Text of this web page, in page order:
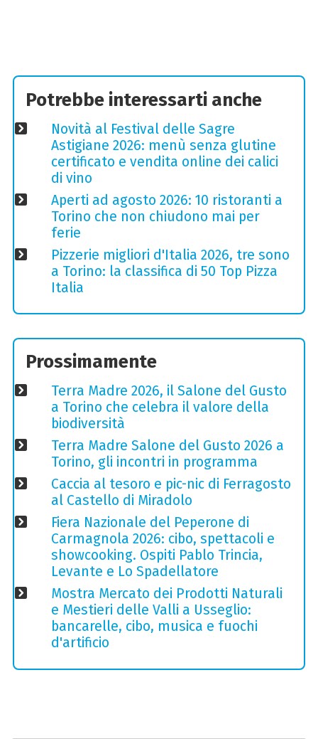
Potrebbe interessarti anche
Novità al Festival delle Sagre
Astigiane 2026: menù senza glutine
certificato e vendita online dei calici
di vino
Aperti ad agosto 2026: 10 ristoranti a
Torino che non chiudono mai per
ferie
Pizzerie migliori d'Italia 2026, tre sono
a Torino: la classifica di 50 Top Pizza
Italia
Prossimamente
Terra Madre 2026, il Salone del Gusto
a Torino che celebra il valore della
biodiversità
Terra Madre Salone del Gusto 2026 a
Torino, gli incontri in programma
Caccia al tesoro e pic-nic di Ferragosto
al Castello di Miradolo
Fiera Nazionale del Peperone di
Carmagnola 2026: cibo, spettacoli e
showcooking. Ospiti Pablo Trincia,
Levante e Lo Spadellatore
Mostra Mercato dei Prodotti Naturali
e Mestieri delle Valli a Usseglio:
bancarelle, cibo, musica e fuochi
d'artificio